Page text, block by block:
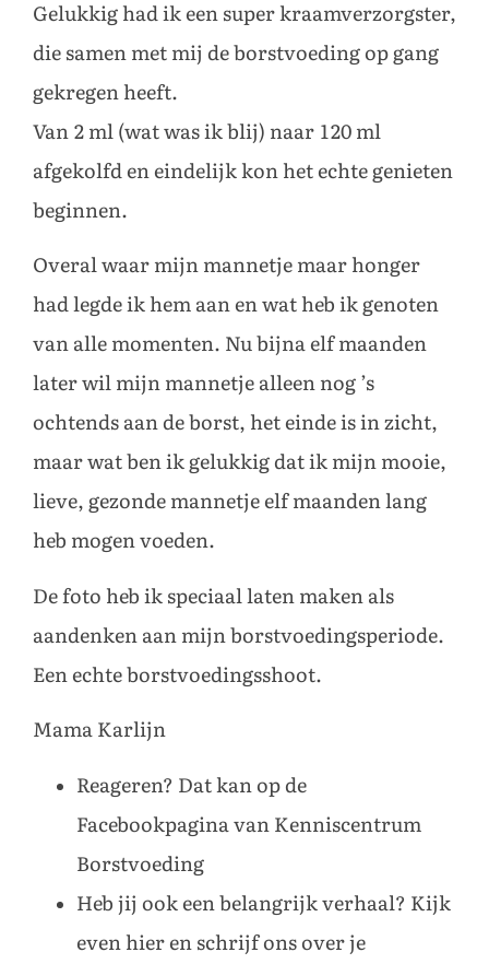
Gelukkig had ik een super kraamverzorgster,
die samen met mij de borstvoeding op gang
gekregen heeft.
Van 2 ml (wat was ik blij) naar 120 ml
afgekolfd en eindelijk kon het echte genieten
beginnen.
Overal waar mijn mannetje maar honger
had legde ik hem aan en wat heb ik genoten
van alle momenten. Nu bijna elf maanden
later wil mijn mannetje alleen nog ’s
ochtends aan de borst, het einde is in zicht,
maar wat ben ik gelukkig dat ik mijn mooie,
lieve, gezonde mannetje elf maanden lang
heb mogen voeden.
De foto heb ik speciaal laten maken als
aandenken aan mijn borstvoedingsperiode.
Een echte borstvoedingsshoot.
Mama Karlijn
Reageren? Dat kan op de
Facebookpaginavan Kenniscentrum
Borstvoeding
Heb jij ook een belangrijk verhaal? Kijk
even hieren schrijf ons over je